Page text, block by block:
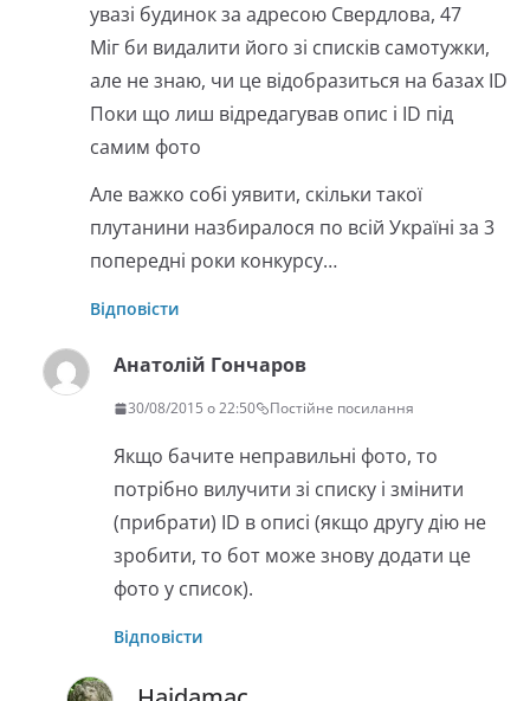
увазі будинок за адресою Свердлова, 47
Міг би видалити його зі списків самотужки,
але не знаю, чи це відобразиться на базах ID
Поки що лиш відредагував опис і ID під
самим фото
Але важко собі уявити, скільки такої
плутанини назбиралося по всій Україні за 3
попередні роки конкурсу…
Відповісти
Анатолій Гончаров
30/08/2015 о 22:50 Постійне посилання
Якщо бачите неправильні фото, то
потрібно вилучити зі списку і змінити
(прибрати) ID в описі (якщо другу дію не
зробити, то бот може знову додати це
фото у список).
Відповісти